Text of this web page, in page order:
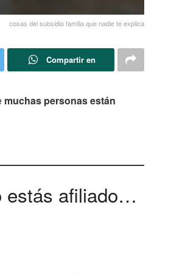
cosas del subsidio familia que nadie te explica
Compartir en
muchas personas están
estás afiliado…